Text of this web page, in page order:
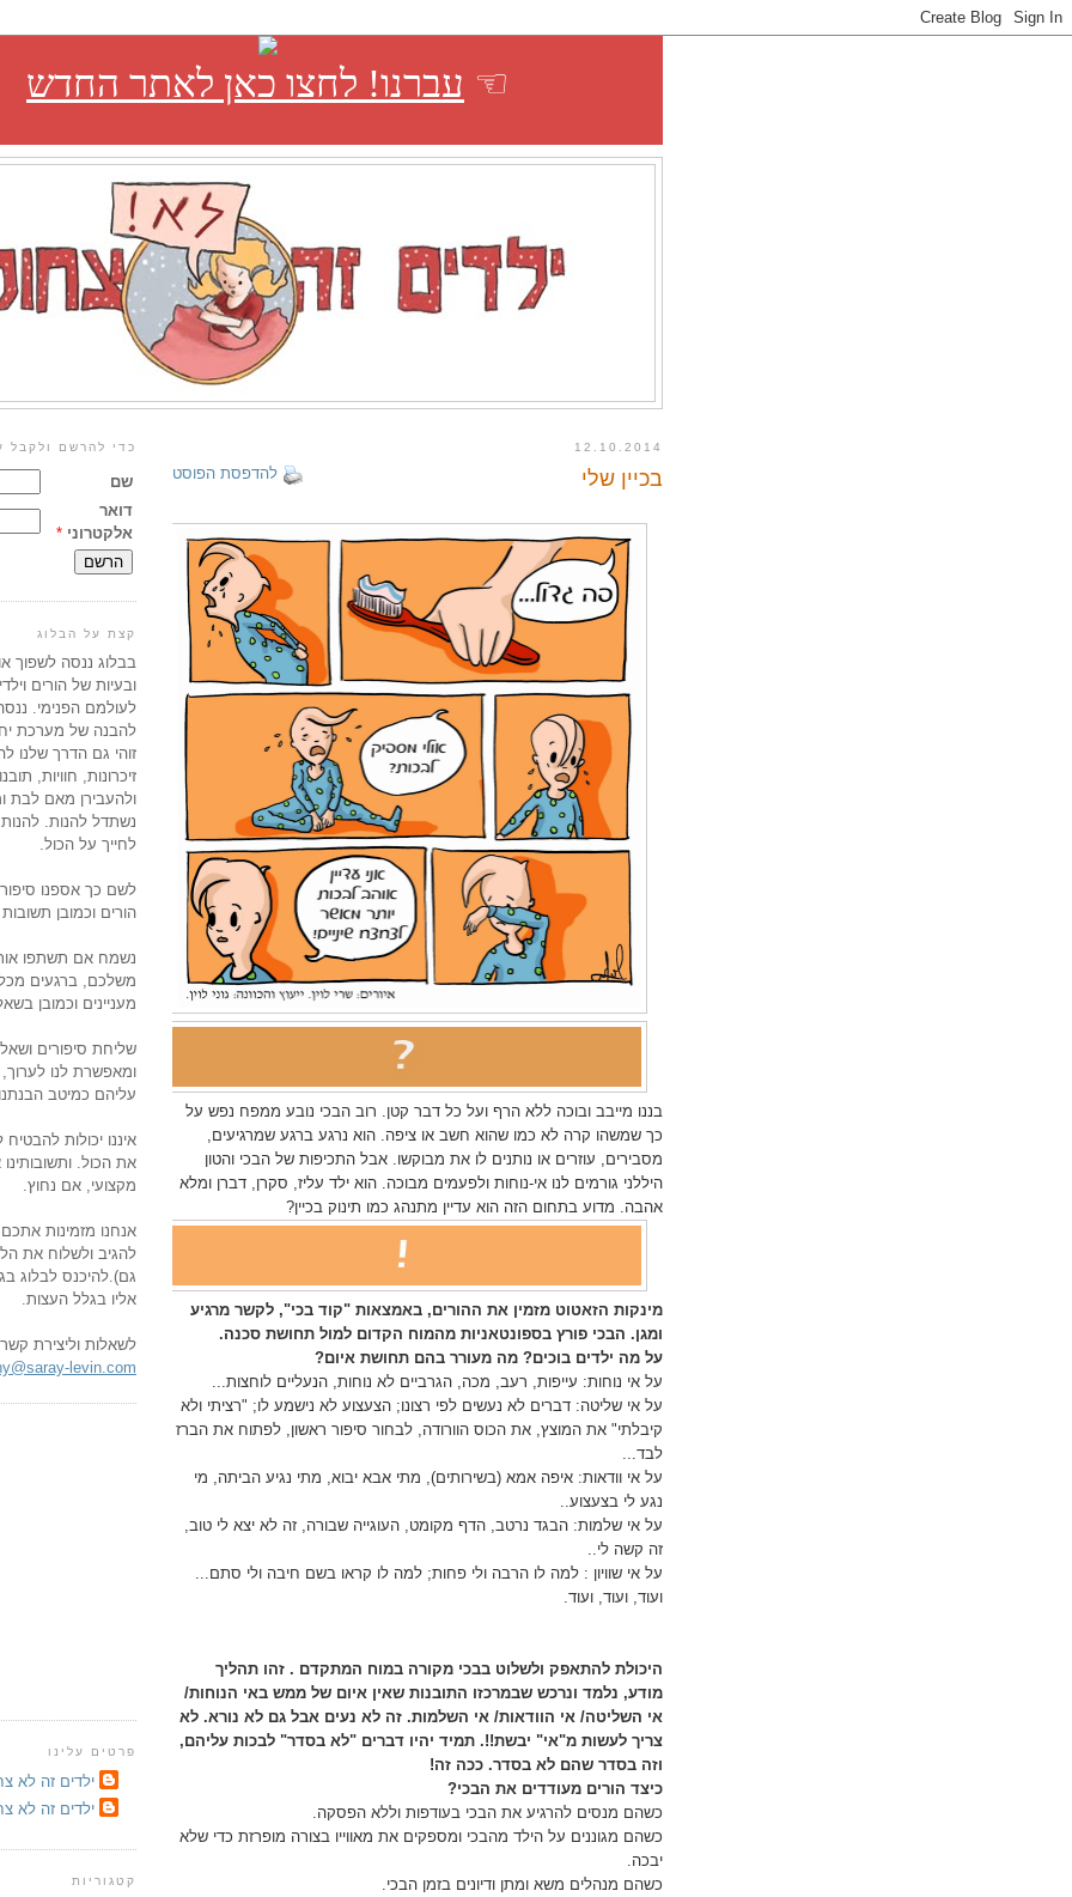
☜ עברנו! לחצו כאן לאתר החדש
12.10.2014
להדפסת הפוסט בכיין שלי
בננו מייבב ובוכה ללא הרף ועל כל דבר קטן. רוב הבכי נובע ממפח נפש על
כך שמשהו קרה לא כמו שהוא חשב או ציפה. הוא נרגע ברגע שמרגיעים,
מסבירים, עוזרים או נותנים לו את מבוקשו. אבל התכיפות של הבכי והטון
היללני גורמים לנו אי-נוחות ולפעמים מבוכה. הוא ילד עליז, סקרן, דברן ומלא
אהבה. מדוע בתחום הזה הוא עדיין מתנהג כמו תינוק בכיין?
מינקות הזאטוט מזמין את ההורים, באמצאות "קוד בכי", לקשר מרגיע
ומגן. הבכי פורץ בספונטאניות מהמוח הקדום למול תחושת סכנה.
על מה ילדים בוכים? מה מעורר בהם תחושת איום?
על אי נוחות: עייפות, רעב, מכה, הגרביים לא נוחות, הנעליים לוחצות...
על אי שליטה: דברים לא נעשים לפי רצונו; הצעצוע לא נישמע לו; "רציתי ולא
קיבלתי" את המוצץ, את הכוס הוורודה, לבחור סיפור ראשון, לפתוח את הברז
לבד...
על אי וודאות: איפה אמא (בשירותים), מתי אבא יבוא, מתי נגיע הביתה, מי
נגע לי בצעצוע..
על אי שלמות: הבגד נרטב, הדף מקומט, העוגייה שבורה, זה לא יצא לי טוב,
זה קשה לי..
על אי שוויון : למה לו הרבה ולי פחות; למה לו קראו בשם חיבה ולי סתם...
ועוד, ועוד, ועוד.
היכולת להתאפק ולשלוט בבכי מקורה במוח המתקדם . זהו תהליך
מודע, נלמד ונרכש שבמרכזו התובנות שאין איום של ממש באי הנוחות/
אי השליטה/ אי הוודאות/ אי השלמות. זה לא נעים אבל גם לא נורא. לא
צריך לעשות מ"אי" יבשת!!. תמיד יהיו דברים "לא בסדר" לבכות עליהם,
וזה בסדר שהם לא בסדר. ככה זה!
כיצד הורים מעודדים את הבכי?
כשהם מנסים להרגיע את הבכי בעודפות וללא הפסקה.
כשהם מגוננים על הילד מהבכי ומספקים את מאווייו בצורה מופרזת כדי שלא
יבכה.
כשהם מנהלים משא ומתן ודיונים בזמן הבכי.
כדי להרשם ולקבל
שם
דואר
אלקטרוני *
קצת על הבלוג
בבלוג ננסה לשפוך
ובעיות של הורים
לעולמם הפנימי.
להבנה של מערכת
זוהי גם הדרך שלנו
זיכרונות, חוויות,
ולהעבירן מאם לבת
נשתדל להנות.
לחייך על הכול.
לשם כך אספנו
הורים וכמובן
נשמח אם תשתפו
משלכם, ברגעים מכל
מעניינים וכמובן
שליחת סיפורים
ומאפשרת לנו
עליהם כמיטב
איננו יכולות
את הכול. ותשובותינו
מקצועי, אם נחוץ.
אנחנו מזמינות
להגיב ולשלוח את
גם).להיכנס לבלוג
אליו בגלל העצות.
לשאלות וליצירת
levin.com
פרטים עלינו
ילדים זה לא
ילדים זה לא
קטגוריות